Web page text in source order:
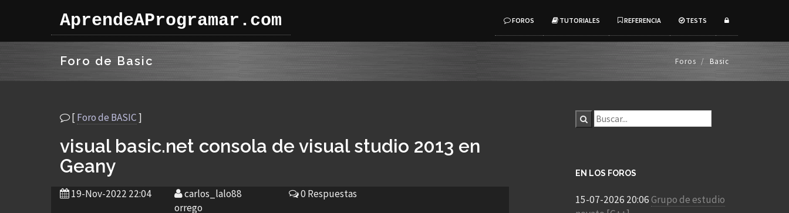
AprendeAProgramar.com FOROS TUTORIALES REFERENCIA TESTS
Foro de Basic Foros Basic
[Foro de BASIC]
visual basic.net consola de visual studio 2013 en
Geany
19-Nov-2022 22:04
carlos_lalo88
orrego
0 Respuestas
EN LOS FOROS
15-07-2026 20:06Grupo de estudio